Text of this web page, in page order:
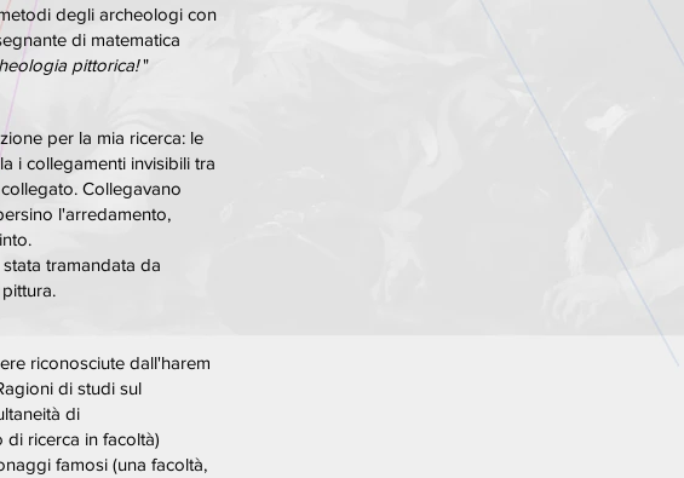
degli archeologi con
di matematica
pittorica!"
per la mia ricerca: le
i collegamenti invisibili tra
Collegavano
l'arredamento,
tramandata da
riconosciute dall'harem
di studi sul
di
ricerca in facoltà)
famosi (una facoltà,